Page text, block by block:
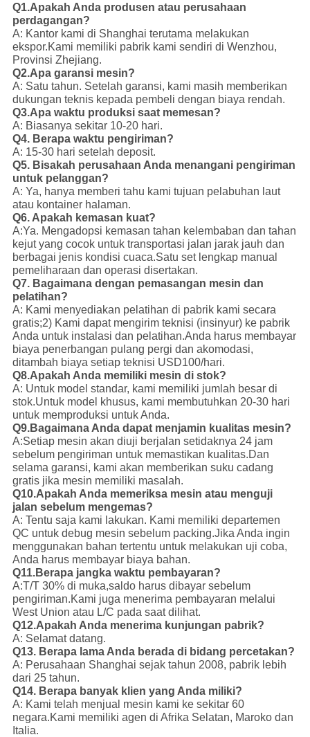
Q1.Apakah Anda produsen atau perusahaan
perdagangan?
A: Kantor kami di Shanghai terutama melakukan
ekspor.Kami memiliki pabrik kami sendiri di Wenzhou,
Provinsi Zhejiang.
Q2.Apa garansi mesin?
A: Satu tahun. Setelah garansi, kami masih memberikan
dukungan teknis kepada pembeli dengan biaya rendah.
Q3.Apa waktu produksi saat memesan?
A: Biasanya sekitar 10-20 hari.
Q4. Berapa waktu pengiriman?
A: 15-30 hari setelah deposit.
Q5. Bisakah perusahaan Anda menangani pengiriman
untuk pelanggan?
A: Ya, hanya memberi tahu kami tujuan pelabuhan laut
atau kontainer halaman.
Q6. Apakah kemasan kuat?
A:Ya. Mengadopsi kemasan tahan kelembaban dan tahan
kejut yang cocok untuk transportasi jalan jarak jauh dan
berbagai jenis kondisi cuaca.Satu set lengkap manual
pemeliharaan dan operasi disertakan.
Q7. Bagaimana dengan pemasangan mesin dan
pelatihan?
A: Kami menyediakan pelatihan di pabrik kami secara
gratis;2) Kami dapat mengirim teknisi (insinyur) ke pabrik
Anda untuk instalasi dan pelatihan.Anda harus membayar
biaya penerbangan pulang pergi dan akomodasi,
ditambah biaya setiap teknisi USD100/hari.
Q8.Apakah Anda memiliki mesin di stok?
A: Untuk model standar, kami memiliki jumlah besar di
stok.Untuk model khusus, kami membutuhkan 20-30 hari
untuk memproduksi untuk Anda.
Q9.Bagaimana Anda dapat menjamin kualitas mesin?
A:Setiap mesin akan diuji berjalan setidaknya 24 jam
sebelum pengiriman untuk memastikan kualitas.Dan
selama garansi, kami akan memberikan suku cadang
gratis jika mesin memiliki masalah.
Q10.Apakah Anda memeriksa mesin atau menguji
jalan sebelum mengemas?
A: Tentu saja kami lakukan. Kami memiliki departemen
QC untuk debug mesin sebelum packing.Jika Anda ingin
menggunakan bahan tertentu untuk melakukan uji coba,
Anda harus membayar biaya bahan.
Q11.Berapa jangka waktu pembayaran?
A:T/T 30% di muka,saldo harus dibayar sebelum
pengiriman.Kami juga menerima pembayaran melalui
West Union atau L/C pada saat dilihat.
Q12.Apakah Anda menerima kunjungan pabrik?
A: Selamat datang.
Q13. Berapa lama Anda berada di bidang percetakan?
A: Perusahaan Shanghai sejak tahun 2008, pabrik lebih
dari 25 tahun.
Q14. Berapa banyak klien yang Anda miliki?
A: Kami telah menjual mesin kami ke sekitar 60
negara.Kami memiliki agen di Afrika Selatan, Maroko dan
Italia.